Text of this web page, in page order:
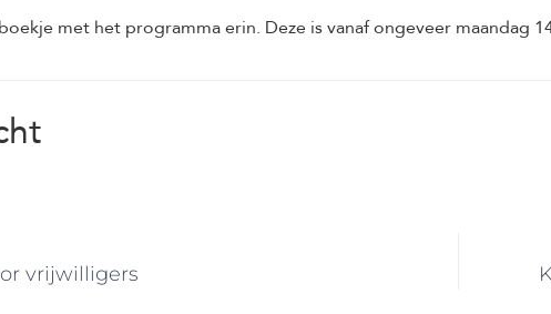
met het programma erin. Deze is vanaf ongeveer maandag
vrijwilligers